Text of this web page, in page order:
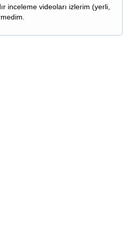
inceleme videoları izlerim (yerli,